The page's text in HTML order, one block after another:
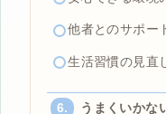
他者とのサポー
生活習慣の見直
うまくいかな